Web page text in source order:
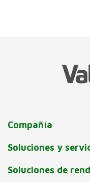
Compañía
Soluciones y
Soluciones de